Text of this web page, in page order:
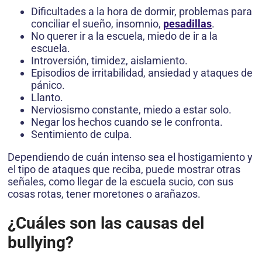
Dificultades a la hora de dormir, problemas para
conciliar el sueño, insomnio, pesadillas.
No querer ir a la escuela, miedo de ir a la
escuela.
Introversión, timidez, aislamiento.
Episodios de irritabilidad, ansiedad y ataques de
pánico.
Llanto.
Nerviosismo constante, miedo a estar solo.
Negar los hechos cuando se le confronta.
Sentimiento de culpa.
Dependiendo de cuán intenso sea el hostigamiento y
el tipo de ataques que reciba, puede mostrar otras
señales, como llegar de la escuela sucio, con sus
cosas rotas, tener moretones o arañazos.
¿Cuáles son las causas del
bullying?